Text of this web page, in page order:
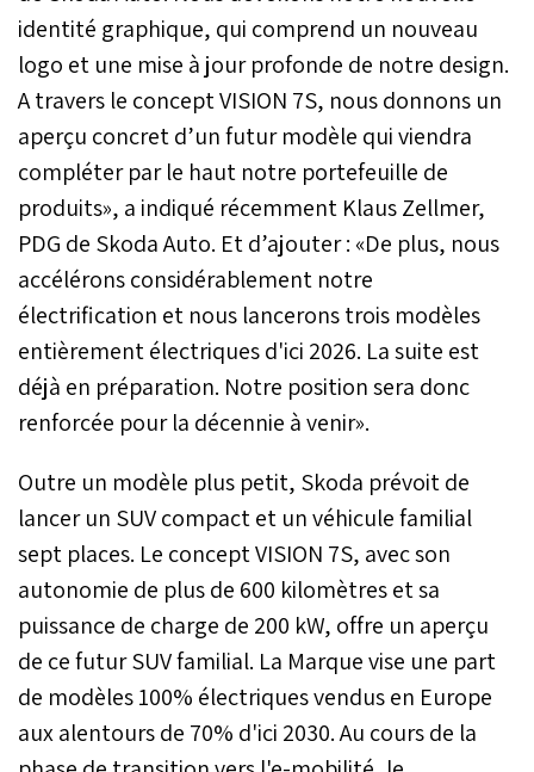
identité graphique, qui comprend un nouveau
logo et une mise à jour profonde de notre design.
A travers le concept VISION 7S, nous donnons un
aperçu concret d’un futur modèle qui viendra
compléter par le haut notre portefeuille de
produits», a indiqué récemment Klaus Zellmer,
PDG de Skoda Auto. Et d’ajouter : «De plus, nous
accélérons considérablement notre
électrification et nous lancerons trois modèles
entièrement électriques d'ici 2026. La suite est
déjà en préparation. Notre position sera donc
renforcée pour la décennie à venir».
Outre un modèle plus petit, Skoda prévoit de
lancer un SUV compact et un véhicule familial
sept places. Le concept VISION 7S, avec son
autonomie de plus de 600 kilomètres et sa
puissance de charge de 200 kW, offre un aperçu
de ce futur SUV familial. La Marque vise une part
de modèles 100% électriques vendus en Europe
aux alentours de 70% d'ici 2030. Au cours de la